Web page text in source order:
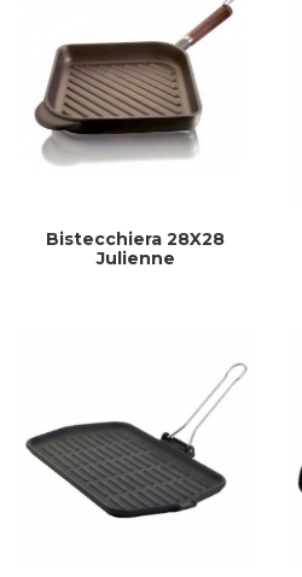
Bistecchiera 28X28
Julienne